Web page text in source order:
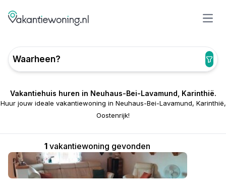
Waarheen?
Vakantiehuis huren in Neuhaus-Bei-Lavamund, Karinthië.
Huur jouw ideale vakantiewoning in Neuhaus-Bei-Lavamund, Karinthië,
Oostenrijk!
1 vakantiewoning gevonden
3/5